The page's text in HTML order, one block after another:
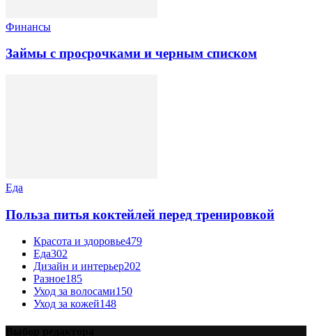
Финансы
Займы с просрочками и черным списком
Еда
Польза питья коктейлей перед тренировкой
Красота и здоровье479
Еда302
Дизайн и интерьер202
Разное185
Уход за волосами150
Уход за кожей148